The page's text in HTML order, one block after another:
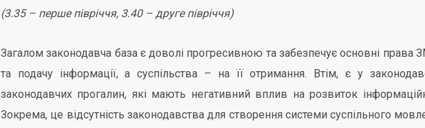
(3.35 – перше півріччя, 3.40 – друге півріччя)
Загалом законодавча база є доволі прогресивною та забезпечує основні права
та подачу інформації, а суспільства – на її отримання. Втім, є у
законодавчих прогалин, які мають негативний вплив на розвиток
Зокрема, це відсутність законодавства для створення системи суспільного